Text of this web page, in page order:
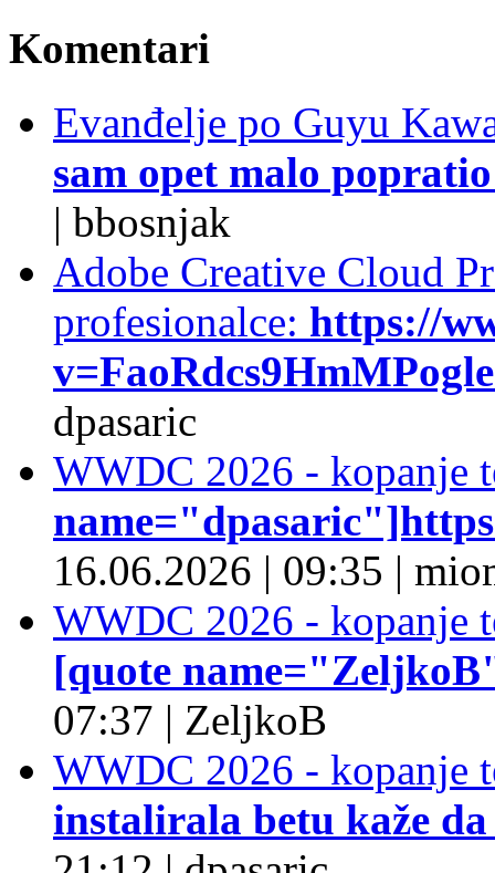
Komentari
Evanđelje po Guyu
sam opet malo
| bbosnjak
Adobe Creative Cloud
profesionalce: https://
dpasaric
WWDC 2026 - kopanje
16.06.2026 | 09:35 |
WWDC 2026 - kopanje
[quote
07:37 | ZeljkoB
WWDC 2026 - kopanje
instalirala betu kaže